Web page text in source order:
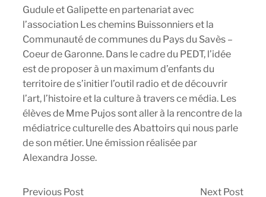
Gudule et Galipette en partenariat avec
l’association Les chemins Buissonniers et la
Communauté de communes du Pays du Savès –
Coeur de Garonne. Dans le cadre du PEDT, l’idée
est de proposer à un maximum d’enfants du
territoire de s’initier l’outil radio et de découvrir
l’art, l’histoire et la culture à travers ce média. Les
élèves de Mme Pujos sont aller à la rencontre de la
médiatrice culturelle des Abattoirs qui nous parle
de son métier. Une émission réalisée par
Alexandra Josse.
Previous Post
Next Post